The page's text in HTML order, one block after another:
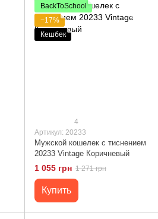
BackToSchool
−17%
Кешбек
4
Артикул: 20233
Мужской кошелек с тиснением
20233 Vintage Коричневый
1 055 грн 1 271 грн
Купить